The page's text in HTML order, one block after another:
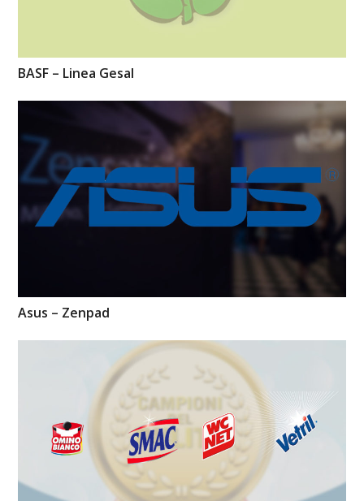
BASF – Linea Gesal
Asus – Zenpad